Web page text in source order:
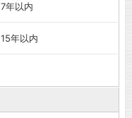
7年以内
15年以内